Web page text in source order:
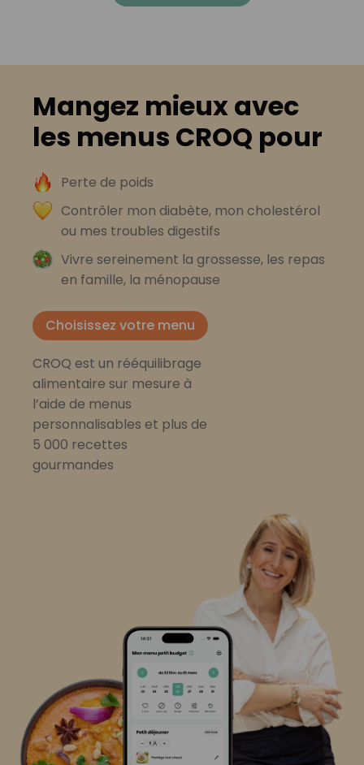
Mangez mieux avec
les menus CROQ pour
Perte de poids
Contrôler mon diabète, mon cholestérol
ou mes troubles digestifs
Vivre sereinement la grossesse, les repas
en famille, la ménopause
Choisissez votre menu
CROQ est un rééquilibrage
alimentaire sur mesure à
l’aide de menus
personnalisables et plus de
5 000 recettes
gourmandes